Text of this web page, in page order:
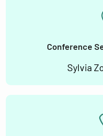
Conference
Sylvia